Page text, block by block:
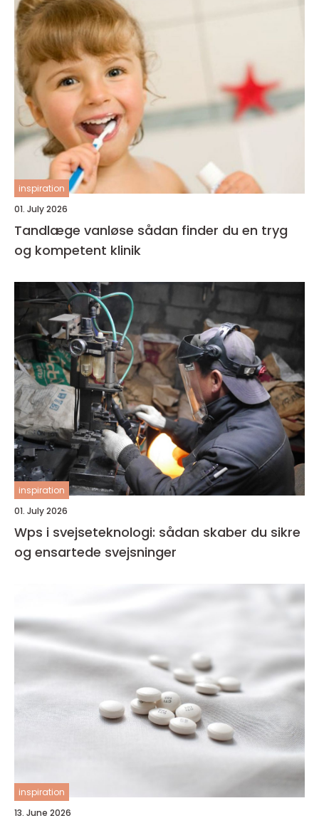
inspiration
01. July 2026
Tandlæge vanløse sådan finder du en tryg
og kompetent klinik
inspiration
01. July 2026
Wps i svejseteknologi: sådan skaber du sikre
og ensartede svejsninger
inspiration
13. June 2026